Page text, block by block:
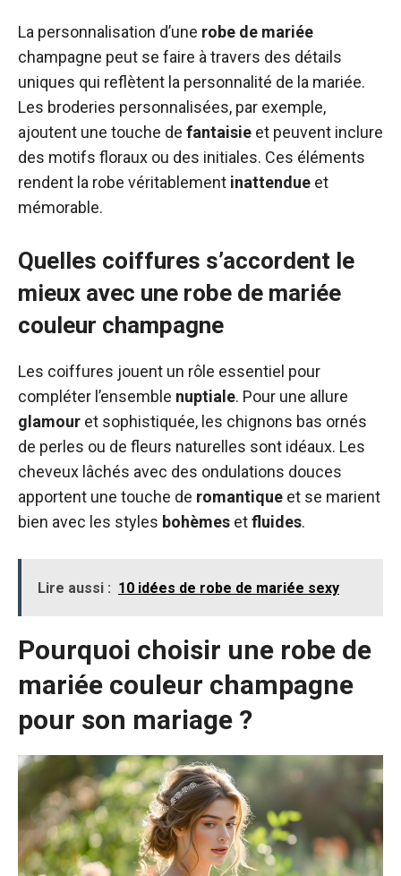
La personnalisation d’une robe de mariée
champagne peut se faire à travers des détails
uniques qui reflètent la personnalité de la mariée.
Les broderies personnalisées, par exemple,
ajoutent une touche de fantaisie et peuvent inclure
des motifs floraux ou des initiales. Ces éléments
rendent la robe véritablement inattendue et
mémorable.
Quelles coiffures s’accordent le
mieux avec une robe de mariée
couleur champagne
Les coiffures jouent un rôle essentiel pour
compléter l’ensemble nuptiale. Pour une allure
glamour et sophistiquée, les chignons bas ornés
de perles ou de fleurs naturelles sont idéaux. Les
cheveux lâchés avec des ondulations douces
apportent une touche de romantique et se marient
bien avec les styles bohèmes etfluides.
Lire aussi : 10 idées de robe de mariée sexy
Pourquoi choisir une robe de
mariée couleur champagne
pour son mariage ?